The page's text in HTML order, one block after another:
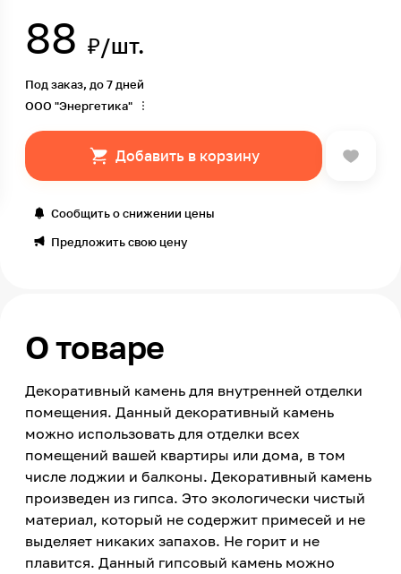
88 ₽/шт.
Под заказ, до 7 дней
ООО "Энергетика"
Добавить в корзину
Сообщить о снижении цены
Предложить свою цену
О товаре
Декоративный камень для внутренней отделки
помещения. Данный декоративный камень
можно использовать для отделки всех
помещений вашей квартиры или дома, в том
числе лоджии и балконы. Декоративный камень
произведен из гипса. Это экологически чистый
материал, который не содержит примесей и не
выделяет никаких запахов. Не горит и не
плавится. Данный гипсовый камень можно